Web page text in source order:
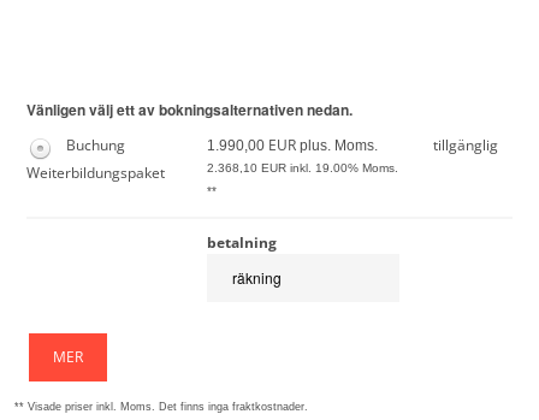
Vänligen välj ett av bokningsalternativen nedan.
Buchung
Weiterbildungspaket
1.990,00 EUR plus. Moms.
2.368,10 EUR inkl. 19.00% Moms.
**
tillgänglig
betalning
MER
** Visade priser inkl. Moms. Det finns inga fraktkostnader.